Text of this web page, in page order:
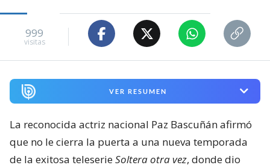
999
visitas
VER RESUMEN
La reconocida actriz nacional Paz Bascuñán afirmó
que no le cierra la puerta a una nueva temporada
de la exitosa teleserieSoltera otra vez, donde dio